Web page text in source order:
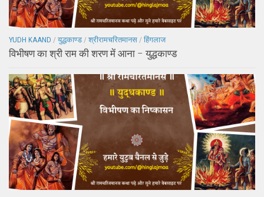
YUDH KAAND / युद्धकाण्ड / श्रीरामचरितमानस / हिंगलाज
विभीषण का श्री राम की शरण में आना – युद्धकाण्ड